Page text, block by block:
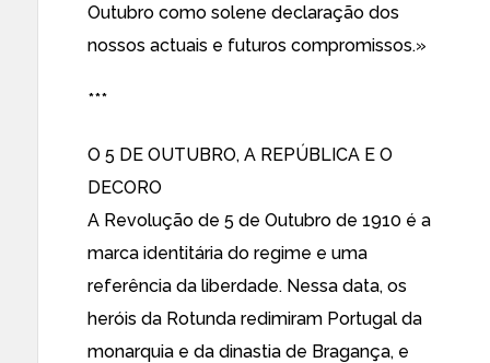
Outubro como solene declaração dos
nossos actuais e futuros compromissos.»
***
O 5 DE OUTUBRO, A REPÚBLICA E O
DECORO
A Revolução de 5 de Outubro de 1910 é a
marca identitária do regime e uma
referência da liberdade. Nessa data, os
heróis da Rotunda redimiram Portugal da
monarquia e da dinastia de Bragança, e